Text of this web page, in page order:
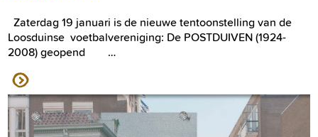
Zaterdag 19 januari is de nieuwe tentoonstelling van de
Loosduinse voetbalvereniging: De POSTDUIVEN (1924-
2008) geopend …